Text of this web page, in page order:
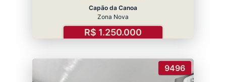
Capão da Canoa
Zona Nova
R$ 1.250.000
9496